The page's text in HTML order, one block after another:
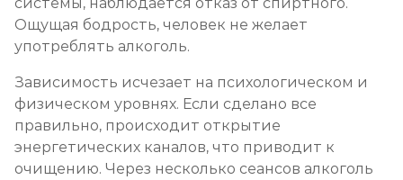
Ощущая бодрость, человек не желает
употреблять алкоголь.
Зависимость исчезает на психологическом и
физическом уровнях. Если сделано все
правильно, происходит открытие
энергетических каналов, что приводит к
очищению. Через несколько сеансов алкоголь